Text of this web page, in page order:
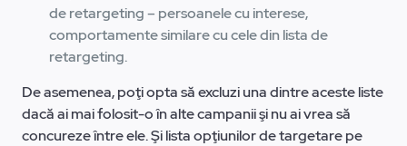
de retargeting – persoanele cu interese,
comportamente similare cu cele din lista de
retargeting.
De asemenea, poţi opta să excluzi una dintre aceste liste
dacă ai mai folosit-o în alte campanii şi nu ai vrea să
concureze între ele. Şi lista opţiunilor de targetare pe